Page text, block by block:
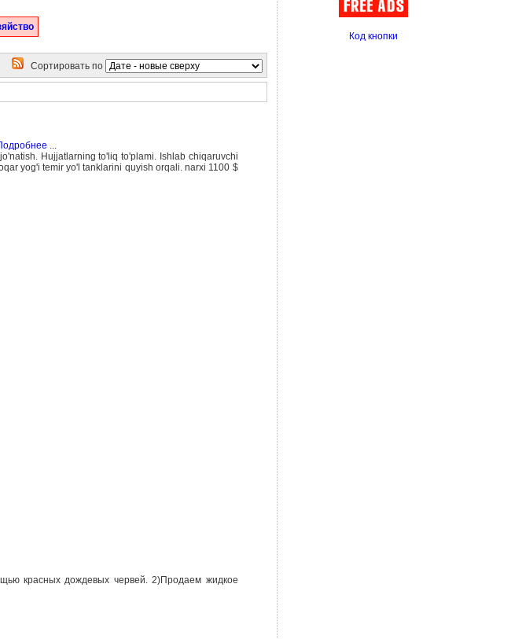
Сортировать по
...
Hujjatlarning to'liq to'plami. Ishlab chiqaruvchi
yog'i temir yo'l tanklarini quyish orqali. narxi 1100 $
красных дождевых червей. 2)Продаем жидкое
Код кнопки